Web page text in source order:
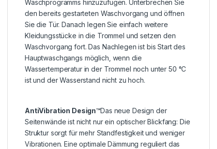
Waschprogramms hinzuzufügen. Unterbrechen Sie
den bereits gestarteten Waschvorgang und öffnen
Sie die Tür. Danach legen Sie einfach weitere
Kleidungsstücke in die Trommel und setzen den
Waschvorgang fort. Das Nachlegen ist bis Start des
Hauptwaschgangs möglich, wenn die
Wassertemperatur in der Trommel noch unter 50 °C
ist und der Wasserstand nicht zu hoch.
AntiVibration Design™Das neue Design der
Seitenwände ist nicht nur ein optischer Blickfang: Die
Struktur sorgt für mehr Standfestigkeit und weniger
Vibrationen. Eine optimale Dämmung reguliert das